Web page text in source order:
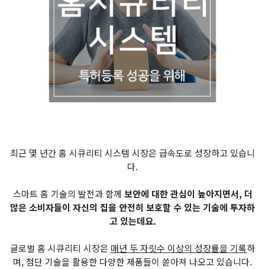
최근 몇 년간 홈 시큐리티 시스템 시장은 급속도로 성장하고 있습니
다.
스마트 홈 기술의 발전과 함께 보안에 대한 관심이 높아지면서, 더
많은 소비자들이 자신의 집을 안전히 보호할 수 있는 기술에 투자하
고 있는데요.
글로벌 홈 시큐리티 시장은 매년 두 자릿수 이상의 성장률을 기록하
며, 첨단 기술을 활용한 다양한 제품들이 쏟아져 나오고 있습니다.